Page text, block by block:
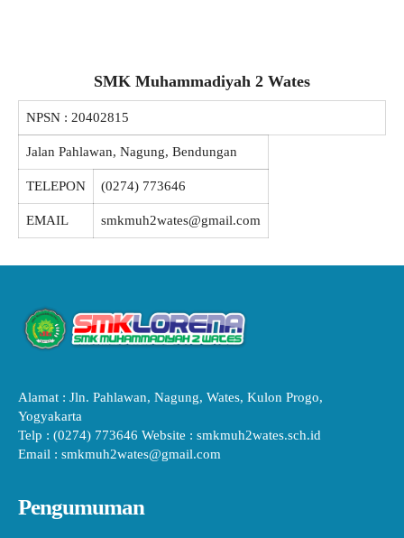
SMK Muhammadiyah 2 Wates
NPSN : 20402815
Jalan Pahlawan, Nagung, Bendungan
TELEPON (0274) 773646
EMAIL smkmuh2wates@gmail.com
Alamat : Jln. Pahlawan, Nagung, Wates, Kulon Progo,
Yogyakarta
Telp : (0274) 773646 Website : smkmuh2wates.sch.id
Email : smkmuh2wates@gmail.com
Pengumuman